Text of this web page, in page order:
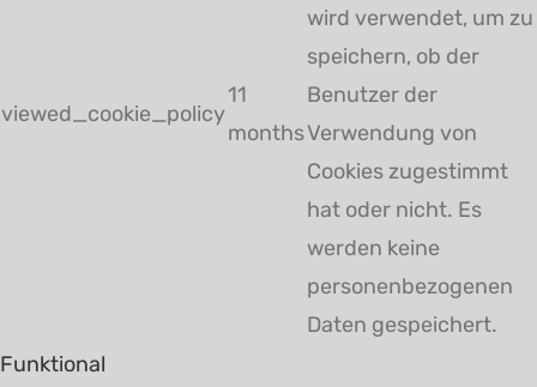
viewed_cookie_policy
11
months
wird verwendet, um zu
speichern, ob der
Benutzer der
Verwendung von
Cookies zugestimmt
hat oder nicht. Es
werden keine
personenbezogenen
Daten gespeichert.
Funktional